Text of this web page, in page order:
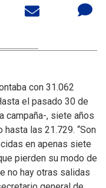
con 31.062
el pasado 30 de
campaña-, siete años
hasta las 21.729. “Son
en apenas siete
pierden su modo de
no hay otras salidas